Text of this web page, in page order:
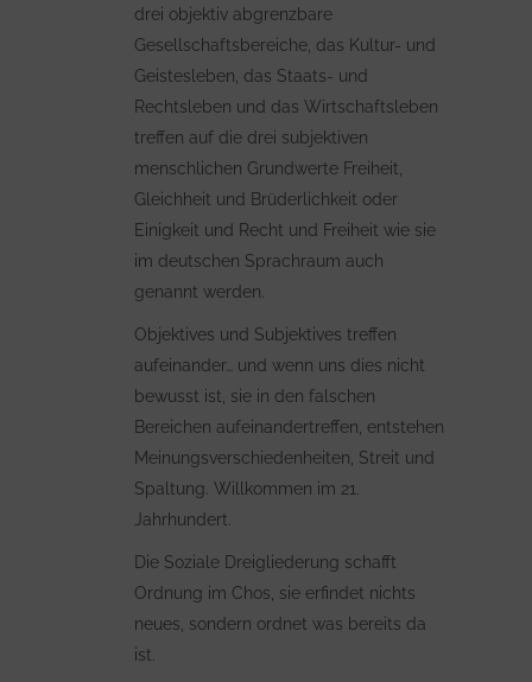
drei objektiv abgrenzbare
Gesellschaftsbereiche, das Kultur- und
Geistesleben, das Staats- und
Rechtsleben und das Wirtschaftsleben
treffen auf die drei subjektiven
menschlichen Grundwerte Freiheit,
Gleichheit und Brüderlichkeit oder
Einigkeit und Recht und Freiheit wie sie
im deutschen Sprachraum auch
genannt werden.
Objektives und Subjektives treffen
aufeinander… und wenn uns dies nicht
bewusst ist, sie in den falschen
Bereichen aufeinandertreffen, entstehen
Meinungsverschiedenheiten, Streit und
Spaltung. Willkommen im 21.
Jahrhundert.
Die Soziale Dreigliederung schafft
Ordnung im Chos, sie erfindet nichts
neues, sondern ordnet was bereits da
ist.